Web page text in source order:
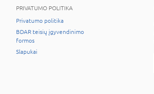
PRIVATUMO POLITIKA
Privatumo politika
BDAR teisių įgyvendinimo
formos
Slapukai